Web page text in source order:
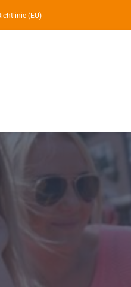
(EU)